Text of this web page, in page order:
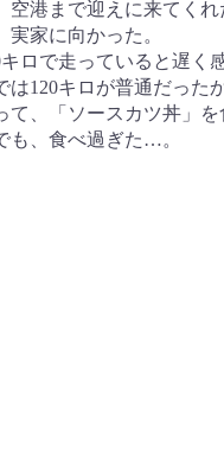
空港まで迎えに来てくれ
実家に向かった。
ロで走っていると遅く
は120キロが普通だったか
て、「ソースカツ丼」を
も、食べ過ぎた…。